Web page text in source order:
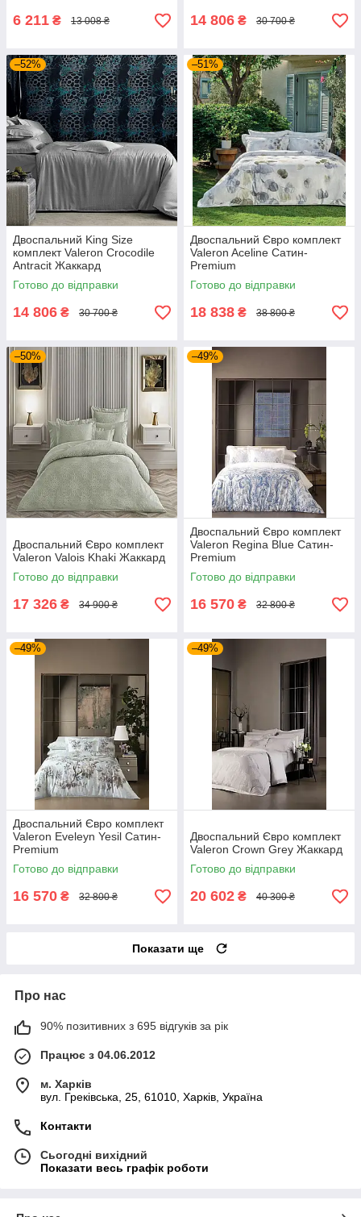
6 211 ₴ 13 008 ₴ 14 806 ₴ 30 700 ₴
–52%
Двоспальний King Size
комплект Valeron Crocodile
Antracit Жаккард
Готово до відправки
14 806 ₴ 30 700 ₴
–51%
Двоспальний Євро комплект
Valeron Aceline Сатин-
Premium
Готово до відправки
18 838 ₴ 38 800 ₴
–50%
Двоспальний Євро комплект
Valeron Valois Khaki Жаккард
Готово до відправки
17 326 ₴ 34 900 ₴
–49%
Двоспальний Євро комплект
Valeron Regina Blue Сатин-
Premium
Готово до відправки
16 570 ₴ 32 800 ₴
–49%
Двоспальний Євро комплект
Valeron Eveleyn Yesil Сатин-
Premium
Готово до відправки
16 570 ₴ 32 800 ₴
–49%
Двоспальний Євро комплект
Valeron Crown Grey Жаккард
Готово до відправки
20 602 ₴ 40 300 ₴
Показати ще
Про нас
90% позитивних з 695 відгуків за рік
Працює з 04.06.2012
м. Харків
вул. Греківська, 25, 61010, Харків, Україна
Контакти
Сьогодні вихідний
Показати весь графік роботи